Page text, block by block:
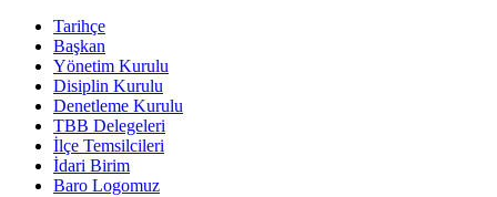
Tarihçe
Başkan
Yönetim Kurulu
Disiplin Kurulu
Denetleme Kurulu
TBB Delegeleri
İlçe Temsilcileri
İdari Birim
Baro Logomuz